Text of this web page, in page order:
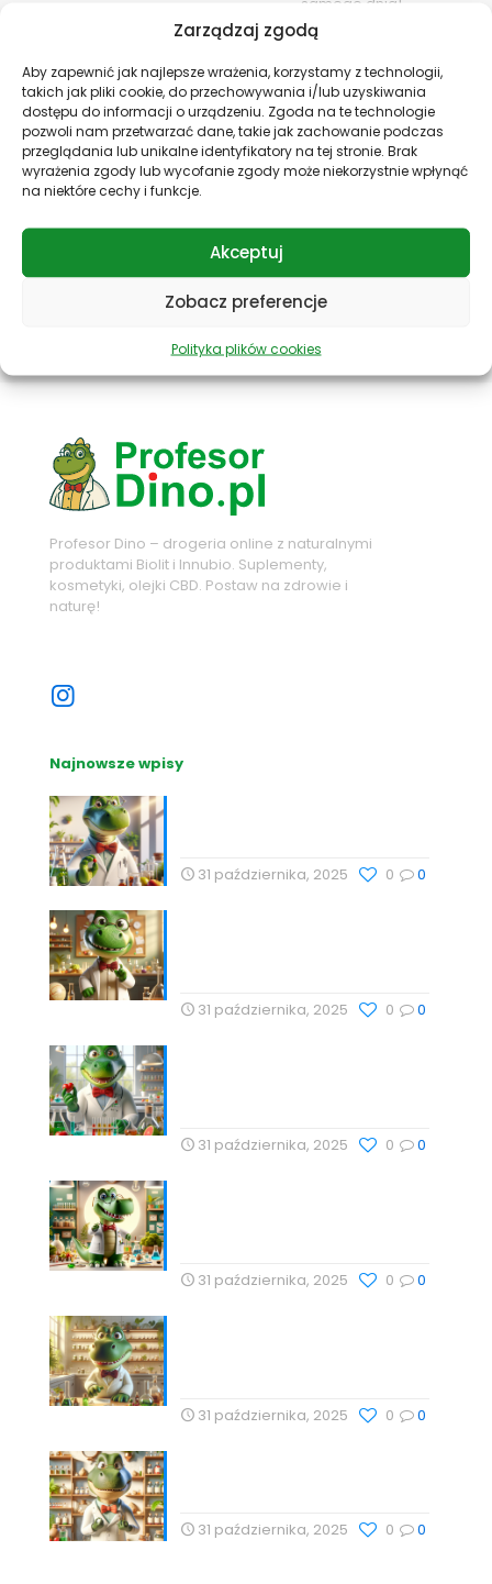
Zarządzaj zgodą
Aby zapewnić jak najlepsze wrażenia, korzystamy z technologii,
takich jak pliki cookie, do przechowywania i/lub uzyskiwania
dostępu do informacji o urządzeniu. Zgoda na te technologie
pozwoli nam przetwarzać dane, takie jak zachowanie podczas
przeglądania lub unikalne identyfikatory na tej stronie. Brak
wyrażenia zgody lub wycofanie zgody może niekorzystnie wpłynąć
na niektóre cechy i funkcje.
Akceptuj
Zobacz preferencje
Polityka plików cookies
Bezpieczne płatności
bezpieczeństwo Twoich
płatności.
Oferujemy specjalne
zniżki dla naszych stałych
klientów.
Profesor Dino – drogeria online z naturalnymi
produktami Biolit i Innubio. Suplementy,
kosmetyki, olejki CBD. Postaw na zdrowie i
naturę!
Najnowsze wpisy
31 października, 2025 0
0
31 października, 2025 0
0
31 października, 2025 0
0
31 października, 2025 0
0
31 października, 2025 0
0
31 października, 2025 0
0